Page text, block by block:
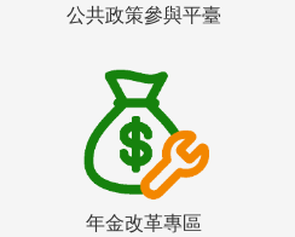
公共政策參與平臺
年金改革專區